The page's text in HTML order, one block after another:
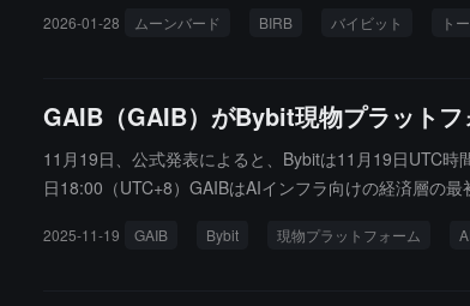
2026-01-28 ムーンバード BIRB バイビット ト
GAIB（GAIB）がBybit現物プラットフ
11月19日、公式発表によると、Bybitは11月19日UTC
日18:00（UTC+8）GAIBはAIインフラ向けの経済層の
2025-11-19 GAIB Bybit 現物プラットフォーム